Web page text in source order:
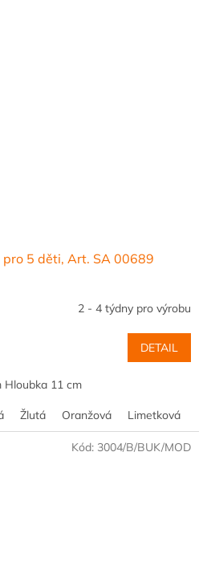
pro 5 děti, Art. SA 00689
2 - 4 týdny pro výrobu
DETAIL
Hloubka 11 cm
Žlutá Oranžová Limetková
Kód: 3004/B/BUK/MOD